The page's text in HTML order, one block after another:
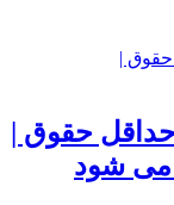
حقوق |
می شود